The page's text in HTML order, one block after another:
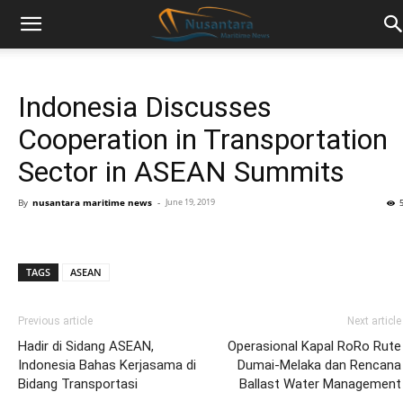
Indonesia Discusses
Cooperation in Transportation
Sector in ASEAN Summits
By nusantara maritime news - June 19, 2019
TAGS ASEAN
Previous article
Hadir di Sidang ASEAN,
Indonesia Bahas Kerjasama di
Bidang Transportasi
Next article
Operasional Kapal RoRo Rute
Dumai-Melaka dan Rencana
Ballast Water Management